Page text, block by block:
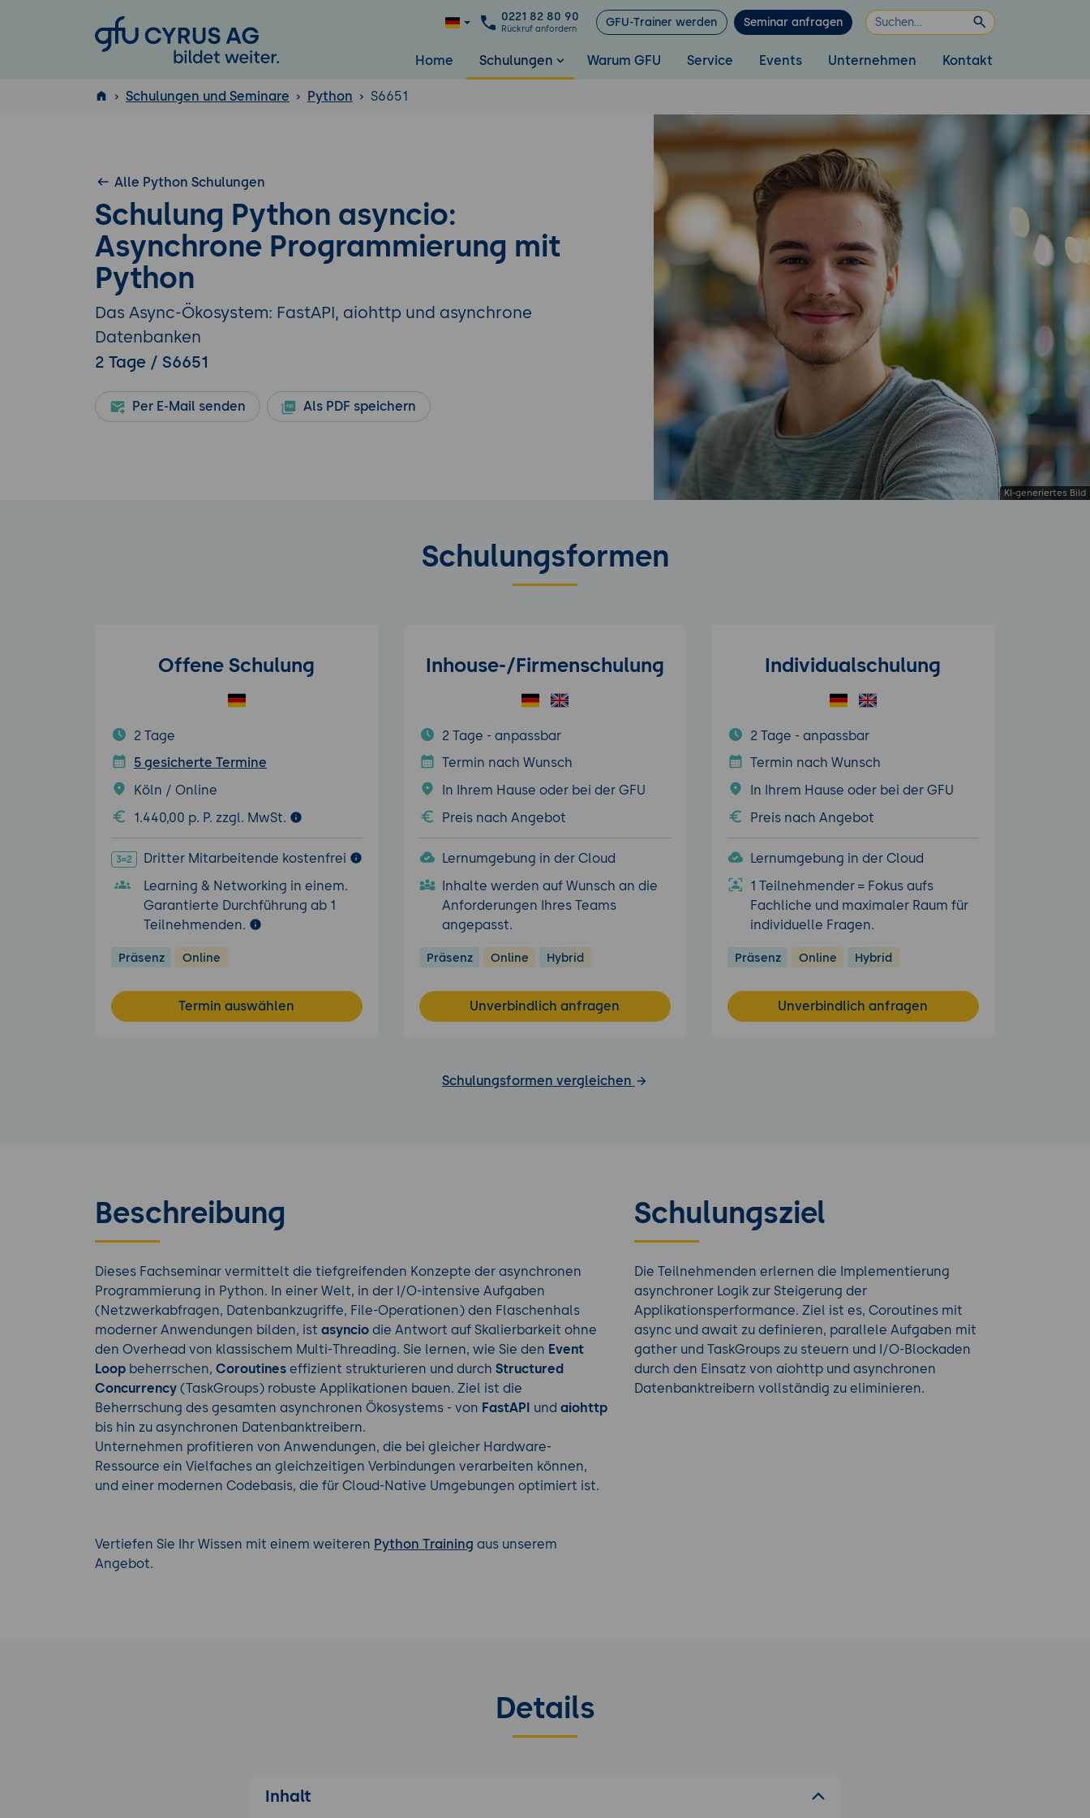
GFU Cyrus AG
0221 82 80 90
Rückruf anfordern GFU-Trainer werden Seminar anfragen
Home Schulungen Warum GFU Service Events Unternehmen Kontakt
ISTQB
Schulungen und Seminare Python S6651
Alle Python Schulungen
Schulung Python asyncio:
Asynchrone Programmierung mit
Python
Das Async-Ökosystem: FastAPI, aiohttp und asynchrone
Datenbanken
2 Tage / S6651
Per E-Mail senden Als PDF speichern
Schulungsformen
Offene Schulung
2 Tage
5 gesicherte Termine
Köln / Online
1.440,00 p. P. zzgl. MwSt.
Dritter Mitarbeitende kostenfrei
Learning & Networking in einem.
Garantierte Durchführung ab 1
Teilnehmenden.
Präsenz Online
Termin auswählen
Inhouse-/Firmenschulung
2 Tage - anpassbar
Termin nach Wunsch
In Ihrem Hause oder bei der GFU
Preis nach Angebot
Lernumgebung in der Cloud
Inhalte werden auf Wunsch an die
Anforderungen Ihres Teams
angepasst.
Präsenz Online Hybrid
Unverbindlich anfragen
Individualschulung
2 Tage - anpassbar
Termin nach Wunsch
In Ihrem Hause oder bei der GFU
Preis nach Angebot
Lernumgebung in der Cloud
1 Teilnehmender = Fokus aufs
Fachliche und maximaler Raum für
individuelle Fragen.
Präsenz Online Hybrid
Unverbindlich anfragen
Schulungsformen vergleichen
Beschreibung
Dieses Fachseminar vermittelt die tiefgreifenden Konzepte der asynchronen
Programmierung in Python. In einer Welt, in der I/O-intensive Aufgaben
(Netzwerkabfragen, Datenbankzugriffe, File-Operationen) den Flaschenhals
moderner Anwendungen bilden, ist asyncio die Antwort auf Skalierbarkeit ohne
den Overhead von klassischem Multi-Threading. Sie lernen, wie Sie den Event
Loop beherrschen, Coroutines effizient strukturieren und durch Structured
Concurrency (TaskGroups) robuste Applikationen bauen. Ziel ist die
Beherrschung des gesamten asynchronen Ökosystems - von FastAPI und aiohttp
bis hin zu asynchronen Datenbanktreibern.
Unternehmen profitieren von Anwendungen, die bei gleicher Hardware-
Ressource ein Vielfaches an gleichzeitigen Verbindungen verarbeiten können,
und einer modernen Codebasis, die für Cloud-Native Umgebungen optimiert ist.
Vertiefen Sie Ihr Wissen mit einem weiteren Python Training aus unserem
Angebot.
Schulungsziel
Die Teilnehmenden erlernen die Implementierung
asynchroner Logik zur Steigerung der
Applikationsperformance. Ziel ist es, Coroutines mit
async und await zu definieren, parallele Aufgaben mit
gather und TaskGroups zu steuern und I/O-Blockaden
durch den Einsatz von aiohttp und asynchronen
Datenbanktreibern vollständig zu eliminieren.
Details
Inhalt